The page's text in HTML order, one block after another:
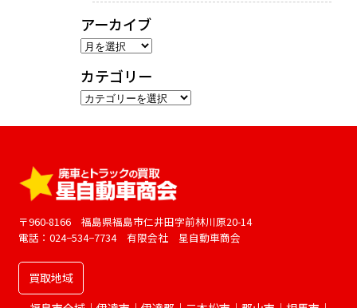
アーカイブ
ア
カ
イ
ブ
カテゴリー
カ
ー
〒960-8166 福島県福島市仁井田字前林川原20-14
電話：024−534−7734 有限会社 星自動車商会
買取地域